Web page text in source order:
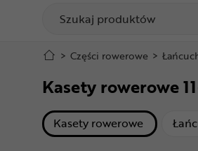
Produkty
Stopka
Mapa strony
Akcesoria
Odzież
Kaski
Buty
> Części rowerowe >
Kasety rowerowe
Kasety rowerowe produkty